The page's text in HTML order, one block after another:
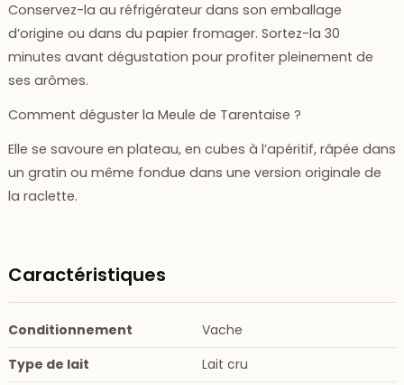
Conservez-la au réfrigérateur dans son emballage
d’origine ou dans du papier fromager. Sortez-la 30
minutes avant dégustation pour profiter pleinement de
ses arômes.
Comment déguster la Meule de Tarentaise ?
Elle se savoure en plateau, en cubes à l’apéritif, râpée dans
un gratin ou même fondue dans une version originale de
la raclette.
Caractéristiques
Conditionnement
Vache
Type de lait
Lait cru